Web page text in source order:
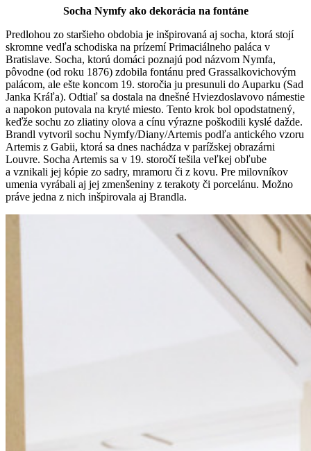
Socha Nymfy ako dekorácia na fontáne
Predlohou zo staršieho obdobia je inšpirovaná aj socha, ktorá stojí
skromne vedľa schodiska na prízemí Primaciálneho paláca v
Bratislave. Socha, ktorú domáci poznajú pod názvom Nymfa,
pôvodne (od roku 1876) zdobila fontánu pred Grassalkovichovým
palácom, ale ešte koncom 19. storočia ju presunuli do Auparku (Sad
Janka Kráľa). Odtiaľ sa dostala na dnešné Hviezdoslavovo námestie
a napokon putovala na kryté miesto. Tento krok bol opodstatnený,
keďže sochu zo zliatiny olova a cínu výrazne poškodili kyslé dažde.
Brandl vytvoril sochu Nymfy/Diany/Artemis podľa antického vzoru
Artemis z Gabii, ktorá sa dnes nachádza v parížskej obrazárni
Louvre. Socha Artemis sa v 19. storočí tešila veľkej obľube
a vznikali jej kópie zo sadry, mramoru či z kovu. Pre milovníkov
umenia vyrábali aj jej zmenšeniny z terakoty či porcelánu. Možno
práve jedna z nich inšpirovala aj Brandla.